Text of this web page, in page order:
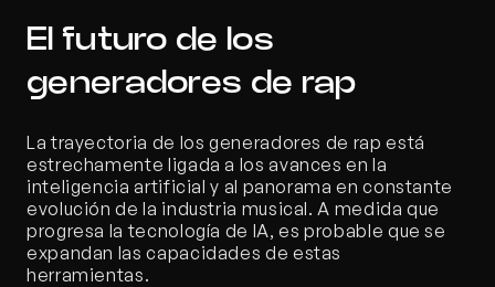
El futuro de los
generadores de rap
La trayectoria de los generadores de rap está
estrechamente ligada a los avances en la
inteligencia artificial y al panorama en constante
evolución de la industria musical. A medida que
progresa la tecnología de IA, es probable que se
expandan las capacidades de estas
herramientas.